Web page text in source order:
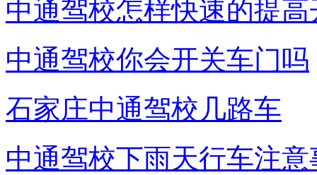
中通驾校怎样快速的提
中通驾校你会开关车门吗
石家庄中通驾校几路车
中通驾校下雨天行车注意